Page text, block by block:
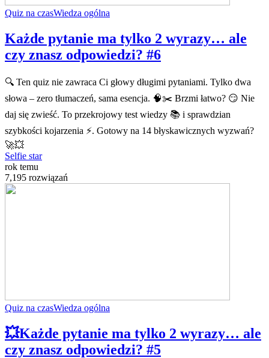
Quiz na czasWiedza ogólna
Każde pytanie ma tylko 2 wyrazy… ale
czy znasz odpowiedzi? #6
🔍 Ten quiz nie zawraca Ci głowy długimi pytaniami. Tylko dwa
słowa – zero tłumaczeń, sama esencja. 🧠✂️ Brzmi łatwo? 😏 Nie
daj się zwieść. To przekrojowy test wiedzy 📚 i sprawdzian
szybkości kojarzenia ⚡. Gotowy na 14 błyskawicznych wyzwań?
🚀💥
Selfie star
rok temu
7,195 rozwiązań
Quiz na czasWiedza ogólna
💥Każde pytanie ma tylko 2 wyrazy… ale
czy znasz odpowiedzi? #5